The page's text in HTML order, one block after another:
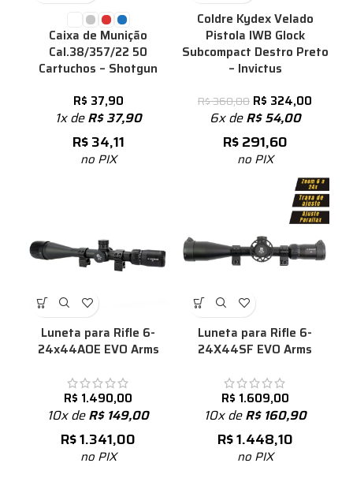
Caixa de Munição
Cal.38/357/22 50
Cartuchos – Shotgun
R$ 37,90
1x deR$37,90
R$34,11
no PIX
Coldre Kydex Velado
Pistola IWB Glock
Subcompact Destro Preto
– Invictus
R$360,00 R$ 324,00
6x deR$54,00
R$291,60
no PIX
Luneta para Rifle 6-
24x44AOE EVO Arms
R$ 1.490,00
10x deR$149,00
R$1.341,00
no PIX
Luneta para Rifle 6-
24X44SF EVO Arms
R$ 1.609,00
10x deR$160,90
R$1.448,10
no PIX